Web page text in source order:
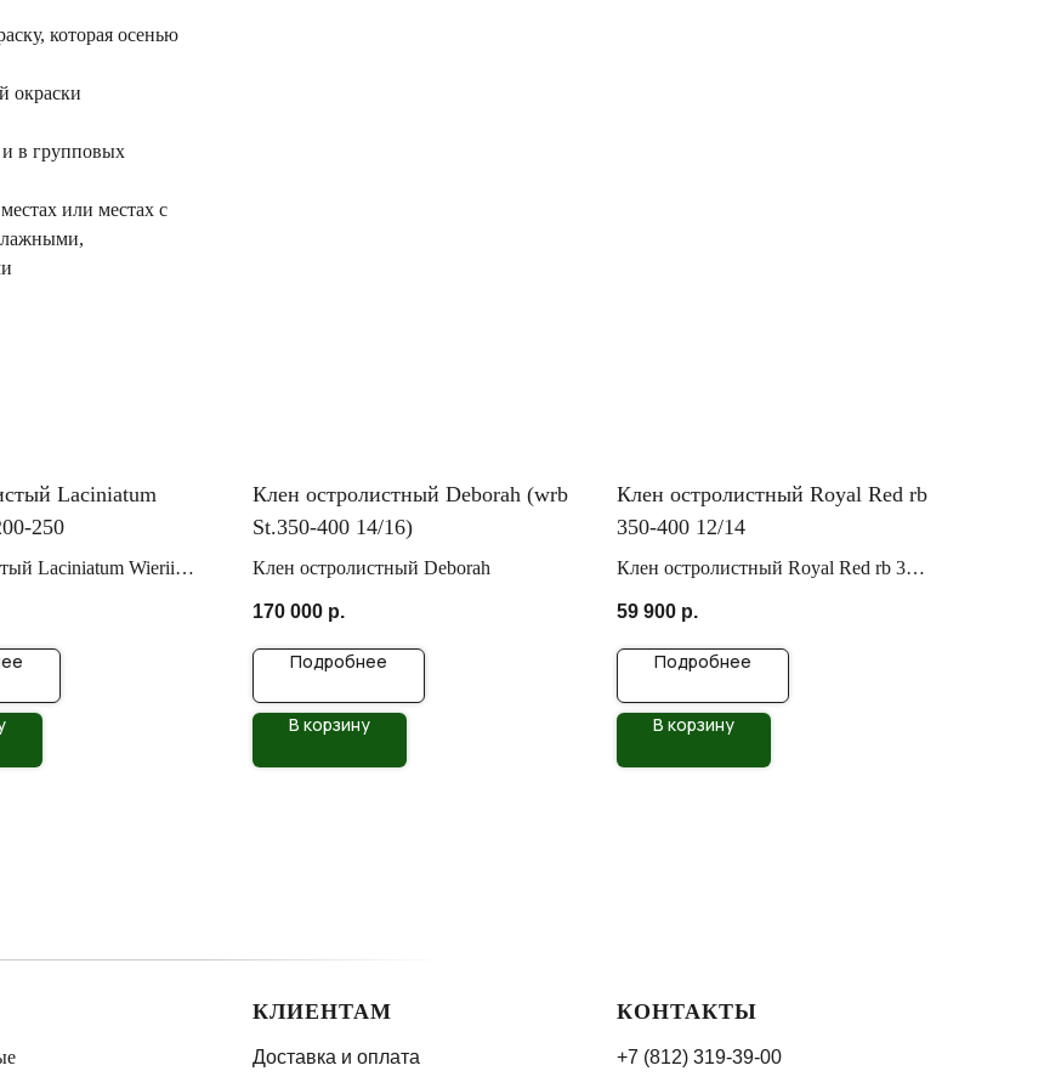
которая осенью
окраски
в групповых
или местах с
Laciniatum
250
Laciniatum Wierii
Клен остролистный Deborah (wrb
St.350-400 14/16)
Клен остролистный Deborah
170 000 р.
Подробнее
В корзину
Клен остролистный Royal Red rb
350-400 12/14
Клен остролистный Royal Red rb 350-
59 900 р.
Подробнее
В корзину
КЛИЕНТАМ
Доставка и оплата
КОНТАКТЫ
+7 (812) 319-39-00